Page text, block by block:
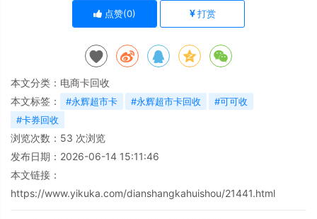
点赞(0) 打赏
本文分类： 电商卡回收
本文标签：
#永辉超市卡 #永辉超市卡回收
#可可收
#卡券回收
浏览次数： 53 次浏览
发布日期：2026-06-14 15:11:46
本文链接：
https://www.yikuka.com/dianshangkahuishou/21441.html